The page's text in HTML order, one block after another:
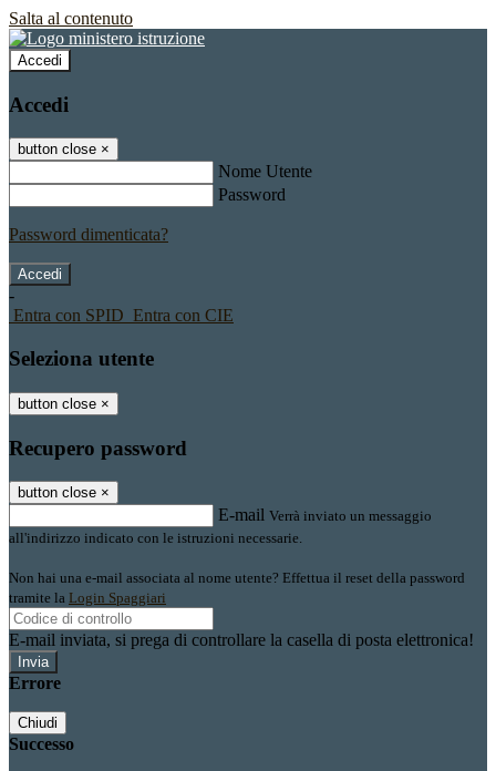
Salta al contenuto
Accedi
Accedi
button close ×
Nome Utente
Password
Password dimenticata?
-
Entra con SPID Entra con CIE
Seleziona utente
button close ×
Recupero password
button close ×
E-mail Verrà inviato un messaggio
all'indirizzo indicato con le istruzioni necessarie.
Non hai una e-mail associata al nome utente? Effettua il reset della password
tramite la Login Spaggiari
E-mail inviata, si prega di controllare la casella di posta elettronica!
Errore
Chiudi
Successo